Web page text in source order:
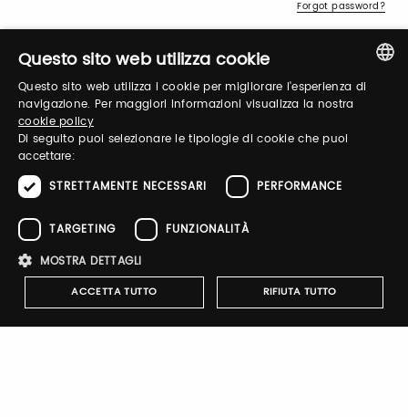
Forgot password?
Sign up
AZ. AGR. LE COLOMBARE
participates in the Taste 2025
digital shop.
Click here, and buy its products with a20% discount.
ITALIAN
Questo sito web utilizza cookie
Questo sito web utilizza i cookie per migliorare l'esperienza di
navigazione. Per maggiori informazioni visualizza la nostra
cookie policy
Di seguito puoi selezionare le tipologie di cookie che puoi
accettare:
STRETTAMENTE NECESSARI
PERFORMANCE
TARGETING
FUNZIONALITÀ
MOSTRA DETTAGLI
ACCETTA TUTTO RIFIUTA TUTTO